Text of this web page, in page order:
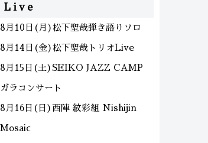
Live
8月10日(月)松下聖哉弾き語りソロ
8月14日(金)松下聖哉トリオLive
8月15日(土)SEIKO JAZZ CAMP
ガラコンサート
8月16日(日)西陣 紋彩組 Nishijin
Mosaic